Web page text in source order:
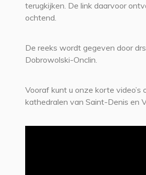
terugkijken. De link daarvoor
ochtend.
De reeks wordt gegeven door
Dobrowolski-Onclin.
Vooraf kunt u onze korte video’s
kathedralen van Saint-Denis en